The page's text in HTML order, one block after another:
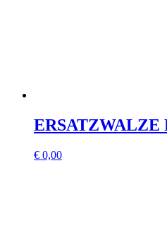
ERSATZWALZE
€ 0,00